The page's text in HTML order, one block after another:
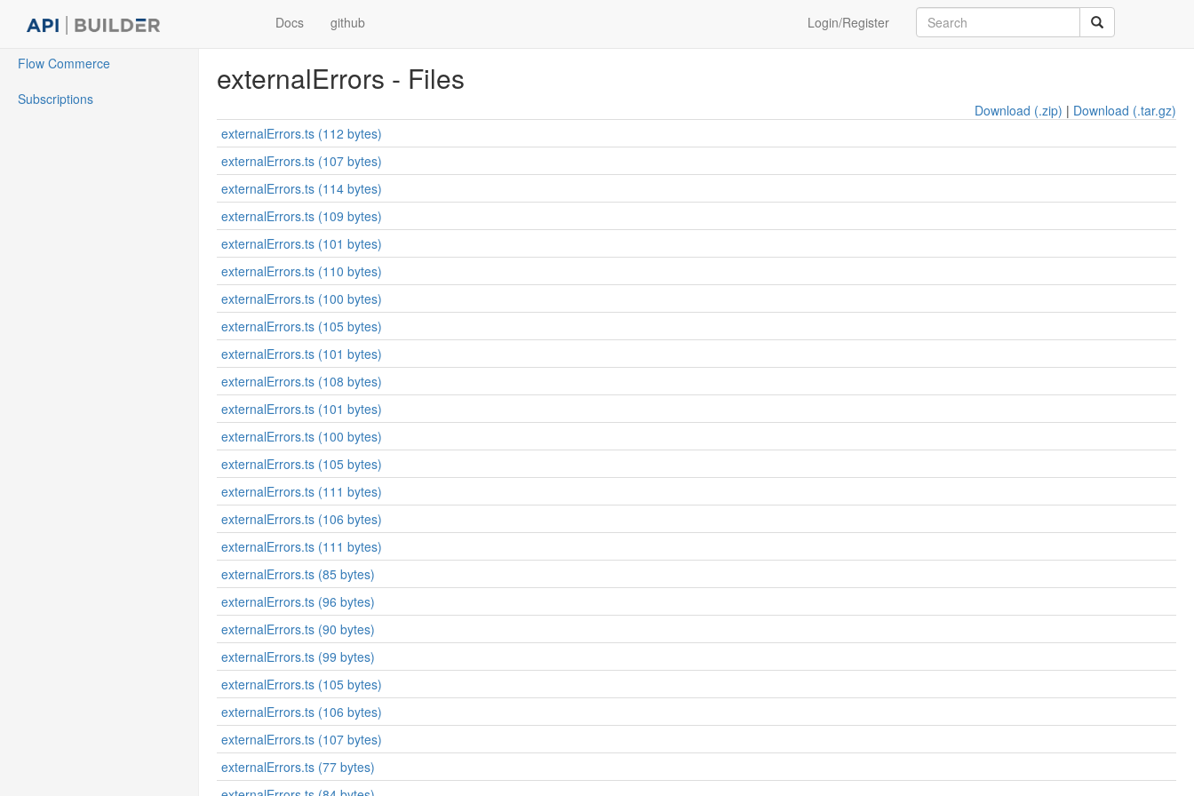
Docs github Login/Register
Flow Commerce
Subscriptions
externalErrors - Files
Download (.zip) | Download (.tar.gz)
externalErrors.ts (112 bytes)
externalErrors.ts (107 bytes)
externalErrors.ts (114 bytes)
externalErrors.ts (109 bytes)
externalErrors.ts (101 bytes)
externalErrors.ts (110 bytes)
externalErrors.ts (100 bytes)
externalErrors.ts (105 bytes)
externalErrors.ts (101 bytes)
externalErrors.ts (108 bytes)
externalErrors.ts (101 bytes)
externalErrors.ts (100 bytes)
externalErrors.ts (105 bytes)
externalErrors.ts (111 bytes)
externalErrors.ts (106 bytes)
externalErrors.ts (111 bytes)
externalErrors.ts (85 bytes)
externalErrors.ts (96 bytes)
externalErrors.ts (90 bytes)
externalErrors.ts (99 bytes)
externalErrors.ts (105 bytes)
externalErrors.ts (106 bytes)
externalErrors.ts (107 bytes)
externalErrors.ts (77 bytes)